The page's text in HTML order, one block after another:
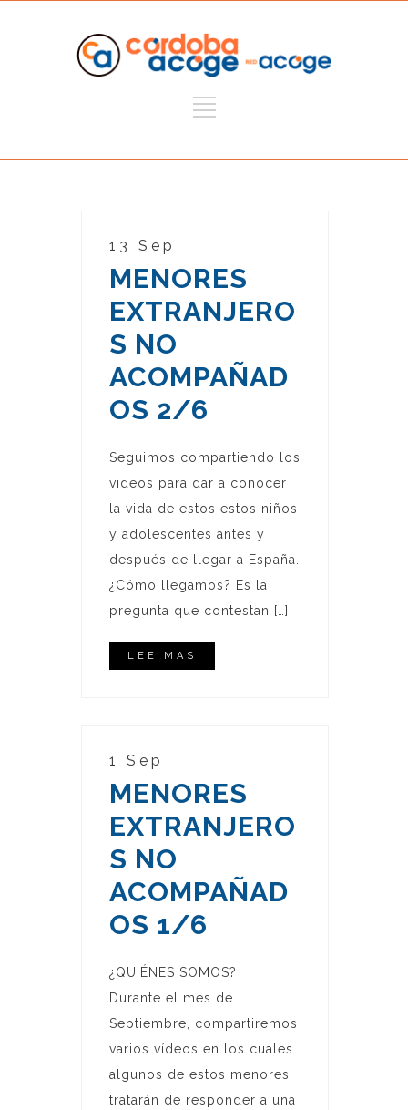
13 Sep
MENORES
EXTRANJERO
S NO
ACOMPAÑAD
OS 2/6
Seguimos compartiendo los
videos para dar a conocer
la vida de estos estos niños
y adolescentes antes y
después de llegar a España.
¿Cómo llegamos? Es la
pregunta que contestan […]
LEE MAS
1 Sep
MENORES
EXTRANJERO
S NO
ACOMPAÑAD
OS 1/6
¿QUIÉNES SOMOS?
Durante el mes de
Septiembre, compartiremos
varios vídeos en los cuales
algunos de estos menores
tratarán de responder a una